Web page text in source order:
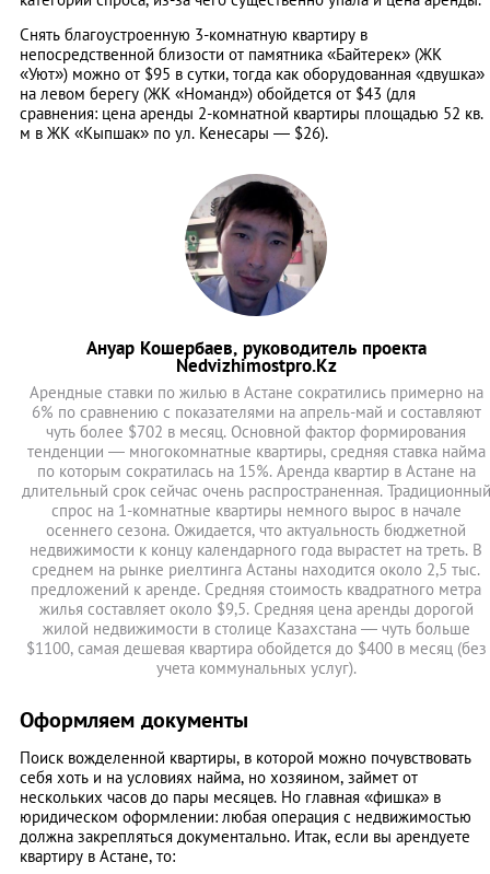
Снять благоустроенную 3-комнатную квартиру в
непосредственной близости от памятника «Байтерек» (ЖК
«Уют») можно от $95 в сутки, тогда как оборудованная «двушка»
на левом берегу (ЖК «Номанд») обойдется от $43 (для
сравнения: цена аренды 2-комнатной квартиры площадью 52 кв.
м в ЖК «Кыпшак» по ул. Кенесары — $26).
Ануар Кошербаев, руководитель проекта
Nedvizhimostpro.Kz
Арендные ставки по жилью в Астане сократились примерно на
6% по сравнению с показателями на апрель-май и составляют
чуть более $702 в месяц. Основной фактор формирования
тенденции — многокомнатные квартиры, средняя ставка найма
по которым сократилась на 15%. Аренда квартир в Астане на
длительный срок сейчас очень распространенная. Традиционный
спрос на 1-комнатные квартиры немного вырос в начале
осеннего сезона. Ожидается, что актуальность бюджетной
недвижимости к концу календарного года вырастет на треть. В
среднем на рынке риелтинга Астаны находится около 2,5 тыс.
предложений к аренде. Средняя стоимость квадратного метра
жилья составляет около $9,5. Средняя цена аренды дорогой
жилой недвижимости в столице Казахстана — чуть больше
$1100, самая дешевая квартира обойдется до $400 в месяц (без
учета коммунальных услуг).
Оформляем документы
Поиск вожделенной квартиры, в которой можно почувствовать
себя хоть и на условиях найма, но хозяином, займет от
нескольких часов до пары месяцев. Но главная «фишка» в
юридическом оформлении: любая операция с недвижимостью
должна закрепляться документально. Итак, если вы арендуете
квартиру в Астане, то: